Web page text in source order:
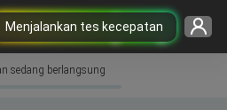
Menjalankan tes kecepatan
sedang berlangsung